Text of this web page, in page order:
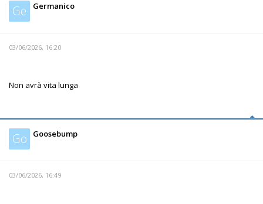
Ge Germanico
03/06/2026, 16:20
Non avrà vita lunga
Go Goosebump
03/06/2026, 16:49